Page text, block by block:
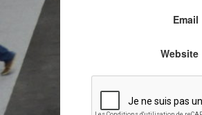
Email
Website